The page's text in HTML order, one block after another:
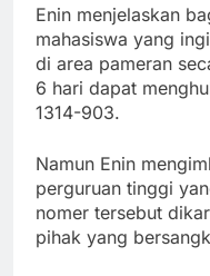
Enin menjelaskan
mahasiswa yang
di area pameran
6 hari dapat
1314-903.
Namun Enin
perguruan tinggi
nomer tersebut
pihak yang